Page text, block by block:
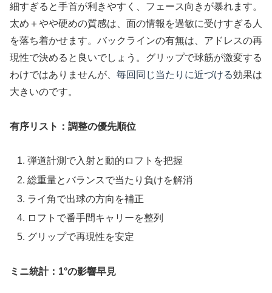
細すぎると手首が利きやすく、フェース向きが暴れます。
太め＋やや硬めの質感は、面の情報を過敏に受けすぎる人
を落ち着かせます。バックラインの有無は、アドレスの再
現性で決めると良いでしょう。グリップで球筋が激変する
わけではありませんが、 毎回同じ当たりに近づける効果は
大きいのです。
有序リスト：調整の優先順位
弾道計測で入射と動的ロフトを把握
総重量とバランスで当たり負けを解消
ライ角で出球の方向を補正
ロフトで番手間キャリーを整列
グリップで再現性を安定
ミニ統計：1°の影響早見